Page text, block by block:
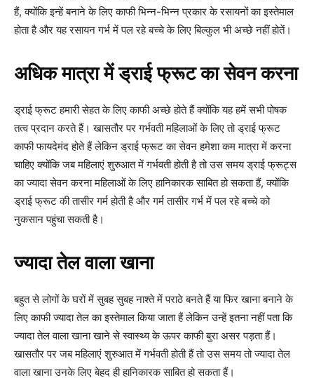
हैं, क्योंकि इन्हें बनाने के लिए काफी भिन्न-भिन्न प्रकार के रसायनों का इस्तेमाल
होता है और यह रसायन गर्भ में पल रहे बच्चे के लिए बिल्कुल भी अच्छे नहीं होतें।
अधिक मात्रा में ड्राई फ्रूट का सेवन करना
ड्राई फ्रूट हमारी सेहत के लिए काफी अच्छे होते हैं क्योंकि यह हमें सभी पोषक
तत्व प्रदान करते हैं। खासतौर पर गर्भवती महिलाओं के लिए तो ड्राई फ्रूट
काफी फायदेमंद होते हैं लेकिन ड्राई फ्रूट का सेवन हमेशा कम मात्रा में करना
चाहिए क्योंकि जब महिलाएं शुरुआत में गर्भवती होती है तो उस समय ड्राई फ्रूट्स
का ज्यादा सेवन करना महिलाओं के लिए हानिकारक साबित हो सकता हैं, क्योंकि
ड्राई फ्रूट की तासीर गर्म होती है और गर्म तासीर गर्भ में पल रहे बच्चे को
नुकसान पहुंचा सकती है।
ज्यादा तेल वाला खाना
बहुत से लोगों के घरों में सुबह सुबह नाश्ते में पराठे बनते हैं या फिर खाना बनाने के
लिए काफी ज्यादा तेल का इस्तेमाल किया जाता हैं लेकिन उन्हें इतना नहीं पता कि
ज्यादा तेल वाला खाना खाने से स्वास्थ्य के ऊपर काफी बुरा असर पड़ता हैं।
खासतौर पर जब महिलाएं शुरुआत में गर्भवती होती हैं तो उस समय तो ज्यादा तेल
वाला खाना उनके लिए बेहद ही हानिकारक साबित हो सकता हैं।